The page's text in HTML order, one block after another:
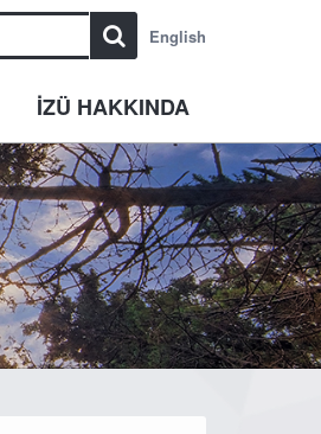
English
İZÜ HAKKINDA